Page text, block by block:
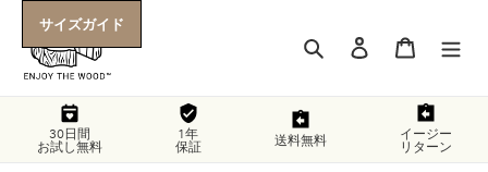
content
Search Log in Cart
30日間
お試し無料
1年
保証
送料無料
イージー
リターン
サイズガイド